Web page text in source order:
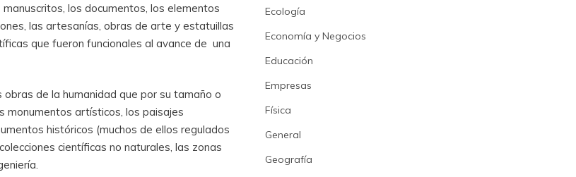
los documentos, los elementos
las artesanías, obras de arte y estatuillas
que fueron funcionales al avance de una
obras de la humanidad que por su tamaño o
monumentos artísticos, los paisajes
históricos (muchos de ellos regulados
científicas no naturales, las zonas
Ecología
Economía y Negocios
Educación
Empresas
Física
General
Geografía